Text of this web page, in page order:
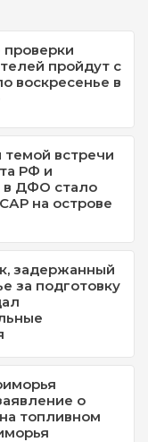
пройдут с
воскресенье в
встречи
РФ и
в ДФО стало
на острове
задержанный
за подготовку
о
топливном